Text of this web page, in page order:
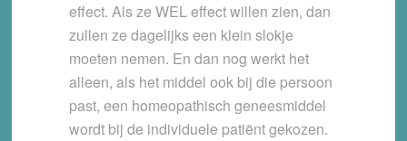
effect. Als ze WEL effect willen zien, dan
zullen ze dagelijks een klein slokje
moeten nemen. En dan nog werkt het
alleen, als het middel ook bij die persoon
past, een homeopathisch geneesmiddel
wordt bij de individuele patiënt gekozen.